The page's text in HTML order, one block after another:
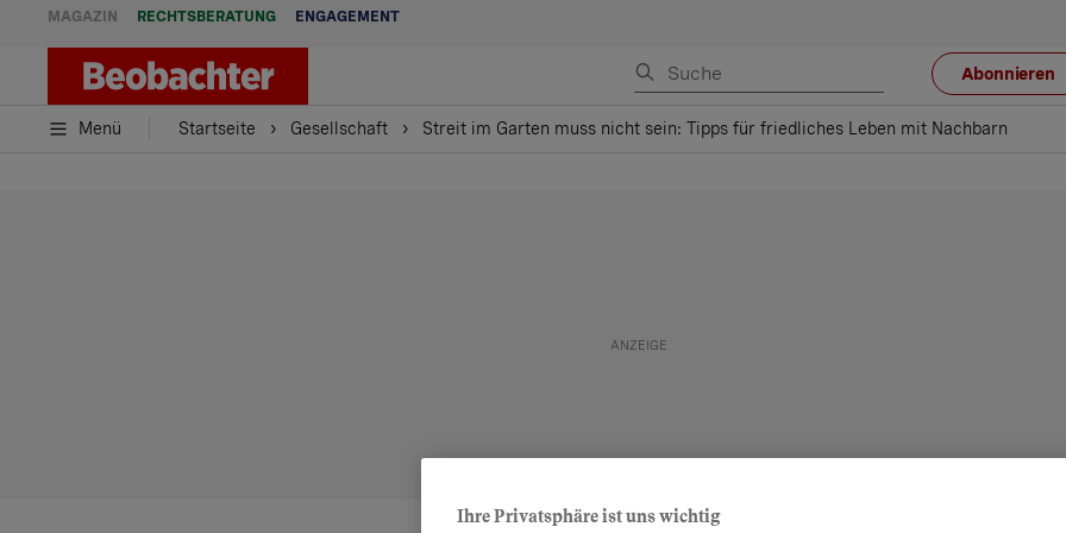
MAGAZIN RECHTSBERATUNG ENGAGEMENT
Abonnieren
Menü Startseite Gesellschaft Streit im Garten muss nicht sein: Tipps für friedliches Leben mit Nachbarn
Ihre Privatsphäre ist uns wichtig